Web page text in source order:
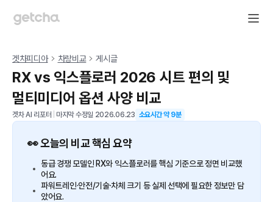
겟차피디아 차량비교 게시글
RX vs 익스플로러 2026 시트 편의 및
멀티미디어 옵션 사양 비교
겟차 AI 리포터 마지막 수정일 2026.06.23 소요시간 약9분
👀 오늘의 비교 핵심 요약
동급 경쟁 모델인 RX와 익스플로러를 핵심 기준으로 정면 비교했
어요.
파워트레인·안전/기술·차체 크기 등 실제 선택에 필요한 정보만 담
았어요.